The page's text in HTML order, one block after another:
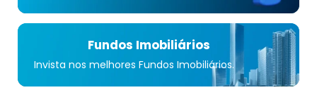
Fundos Imobiliários
Invista nos melhores Fundos Imobiliários.